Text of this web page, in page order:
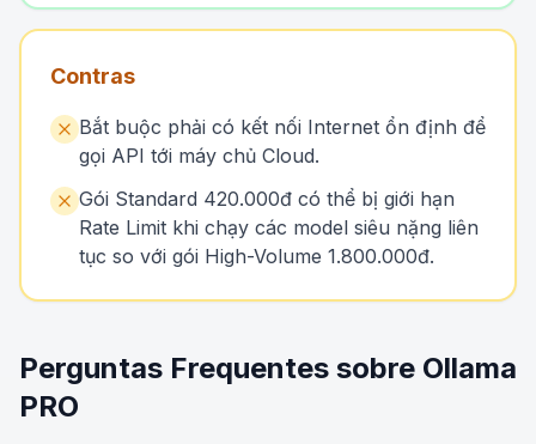
Contras
Bắt buộc phải có kết nối Internet ổn định để
gọi API tới máy chủ Cloud.
Gói Standard 420.000đ có thể bị giới hạn
Rate Limit khi chạy các model siêu nặng liên
tục so với gói High-Volume 1.800.000đ.
Perguntas Frequentes sobre Ollama
PRO